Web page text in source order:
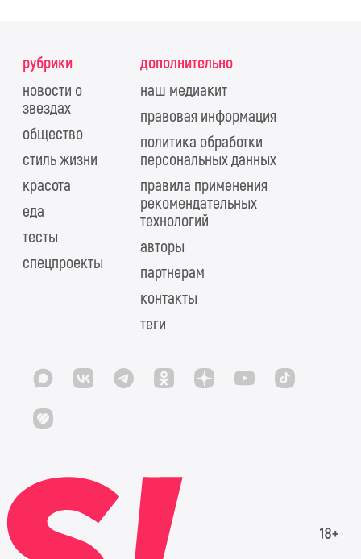
рубрики
новости о
звездах
общество
стиль жизни
красота
еда
тесты
спецпроекты
дополнительно
наш медиакит
правовая информация
политика обработки
персональных данных
правила применения
рекомендательных
технологий
авторы
партнерам
контакты
теги